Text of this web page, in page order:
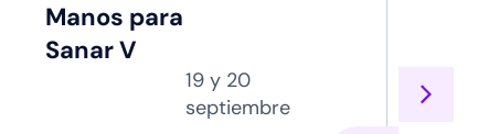
Manos para
Sanar V
19 y 20
septiembre